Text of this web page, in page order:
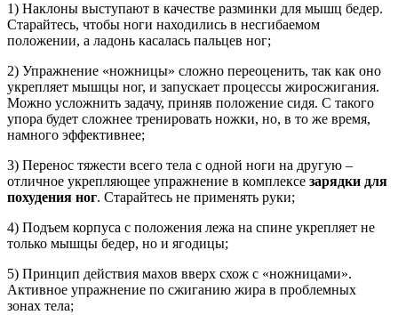
1) Наклоны выступают в качестве разминки для мышц бедер.
Старайтесь, чтобы ноги находились в несгибаемом
положении, а ладонь касалась пальцев ног;
2) Упражнение «ножницы» сложно переоценить, так как оно
укрепляет мышцы ног, и запускает процессы жиросжигания.
Можно усложнить задачу, приняв положение сидя. С такого
упора будет сложнее тренировать ножки, но, в то же время,
намного эффективнее;
3) Перенос тяжести всего тела с одной ноги на другую –
отличное укрепляющее упражнение в комплексе зарядки для
похудения ног. Старайтесь не применять руки;
4) Подъем корпуса с положения лежа на спине укрепляет не
только мышцы бедер, но и ягодицы;
5) Принцип действия махов вверх схож с «ножницами».
Активное упражнение по сжиганию жира в проблемных
зонах тела;